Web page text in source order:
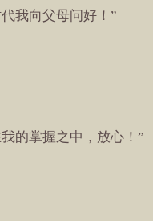
我向父母问好！”
的掌握之中，放心！”